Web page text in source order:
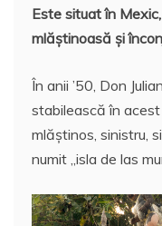
e
o
o
k
er l
Este situat în
mlăștinoasă şi
În anii ’50, Don
stabilească în
mlăştinos, sinistru,
numit „isla de las